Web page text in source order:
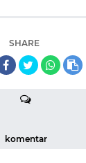
SHARE
komentar